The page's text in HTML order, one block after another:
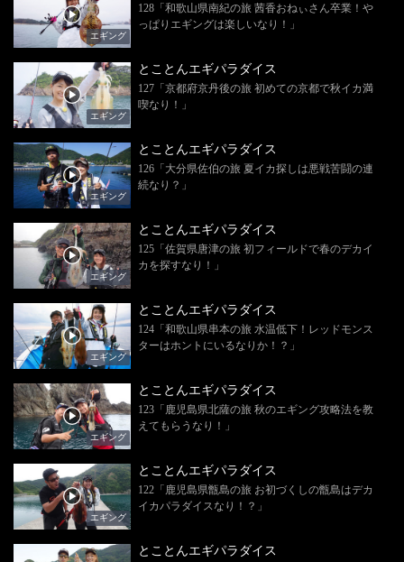
エギング
128「和歌山県南紀の旅 茜香おねぃさん卒業！や
っぱりエギングは楽しいなり！」
エギング
とことんエギパラダイス
127「京都府京丹後の旅 初めての京都で秋イカ満
喫なり！」
エギング
とことんエギパラダイス
126「大分県佐伯の旅 夏イカ探しは悪戦苦闘の連
続なり？」
エギング
とことんエギパラダイス
125「佐賀県唐津の旅 初フィールドで春のデカイ
カを探すなり！」
エギング
とことんエギパラダイス
124「和歌山県串本の旅 水温低下！レッドモンス
ターはホントにいるなりか！？」
エギング
とことんエギパラダイス
123「鹿児島県北薩の旅 秋のエギング攻略法を教
えてもらうなり！」
エギング
とことんエギパラダイス
122「鹿児島県甑島の旅 お初づくしの甑島はデカ
イカパラダイスなり！？」
とことんエギパラダイス